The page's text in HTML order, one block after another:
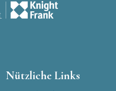
Nützliche Links